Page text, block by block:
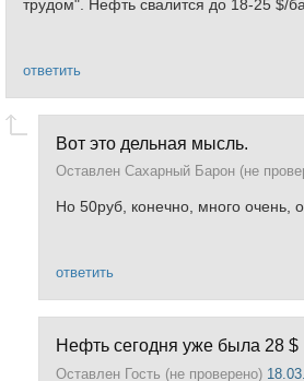
трудом". Нефть свалится до 18-25 $/
ответить
Вот это дельная мысль.
Оставлен Сахарный Барон (не
Но 50руб, конечно, много очень,
ответить
Нефть сегодня уже была 28 $
Оставлен Гость (не проверено)